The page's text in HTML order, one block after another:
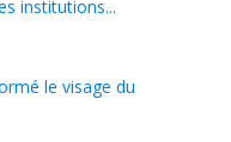
institutions...
le visage du